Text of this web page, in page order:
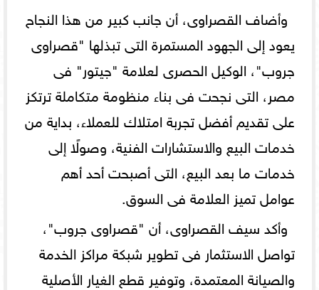
وأضاف القصراوى، أن جانب كبير من هذا النجاح
يعود إلى الجهود المستمرة التى تبذلها "قصراوى
جروب"، الوكيل الحصرى لعلامة "جيتور" فى
مصر، التى نجحت فى بناء منظومة متكاملة ترتكز
على تقديم أفضل تجربة امتلاك للعملاء، بداية من
خدمات البيع والاستشارات الفنية، وصولًا إلى
خدمات ما بعد البيع، التى أصبحت أحد أهم
عوامل تميز العلامة فى السوق.
وأكد سيف القصراوى، أن "قصراوى جروب"،
تواصل الاستثمار فى تطوير شبكة مراكز الخدمة
والصيانة المعتمدة، وتوفير قطع الغيار الأصلية